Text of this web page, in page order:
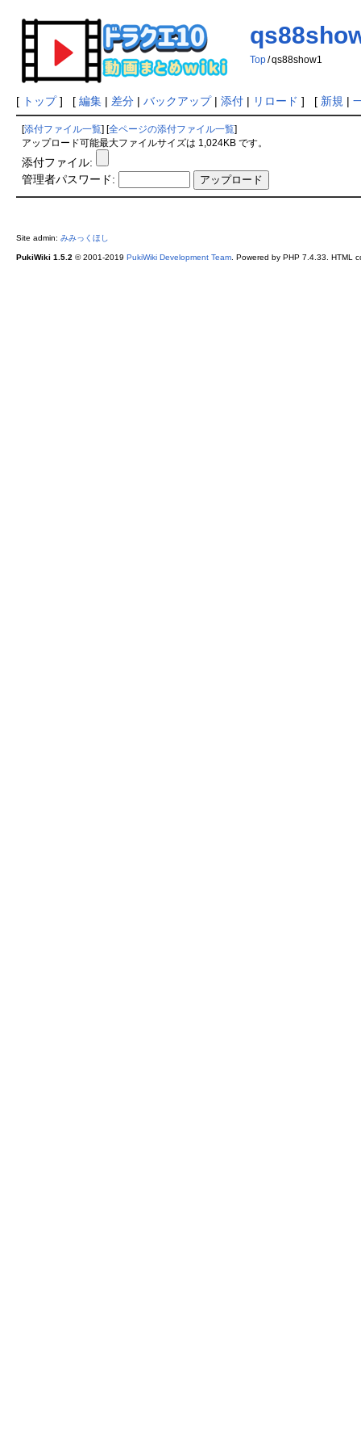
Top /qs88show1
[ トップ] [ 編集| 差分| バックアップ| 添付| リロード ] [ 新規 |
添付ファイル一覧 全ページの添付ファイル一覧
アップロード可能最大ファイルサイズは 1,024KB です。
添付ファイル:
管理者パスワード:
Site admin: みみっくほし
PukiWiki 1.5.2 © 2001-2019 PukiWiki Development Team. Powered by PHP 7.4.33. HTML